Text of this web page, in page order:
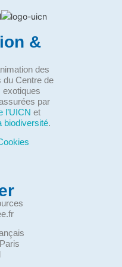
&
des
du Centre de
par
l’UICN et
biodiversité.